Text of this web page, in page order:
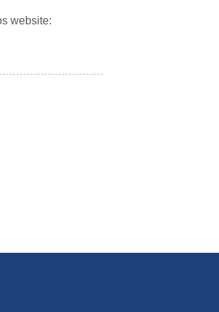
website: